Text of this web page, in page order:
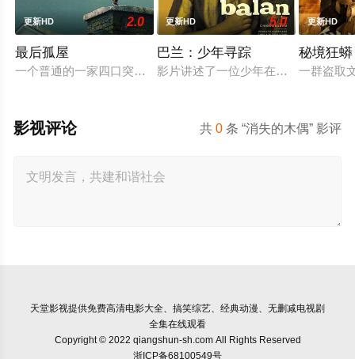
更新HD 2.0
最后孤屋
一个普通的一家四口突遭诡异变故，被困在自家房屋中超过
更新HD 5.0
巴兰：少年寻踪
影片讲述了一位少年在动荡的童年中
更新HD
秘境狂蟒
一群盗取
共0 条 “消失的木偶” 影评
影视评论
天堂影视提供免费高清电影大全、搞笑综艺、经典动漫、无删减电视剧
全集在线观看
Copyright © 2022 qiangshun-sh.com All Rights Reserved
浙ICP备68100549号